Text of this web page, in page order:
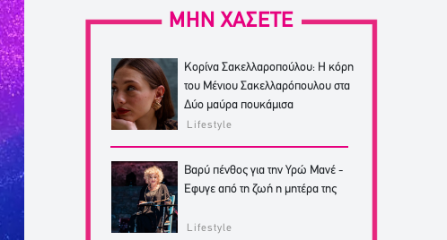
ΜΗΝ ΧΑΣΕΤΕ
Κορίνα Σακελλαροπούλου: Η κόρη
του Μένιου Σακελλαρόπουλου στα
Δύο μαύρα πουκάμισα
Lifestyle
Βαρύ πένθος για την Υρώ Μανέ -
Έφυγε από τη ζωή η μητέρα της
Lifestyle